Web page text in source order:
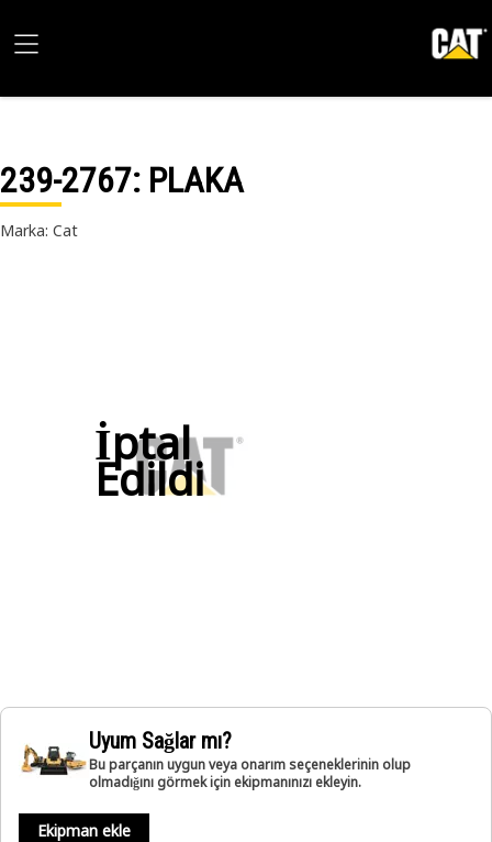
239-2767: PLAKA
Marka: Cat
İptal
Edildi
Uyum Sağlar mı?
Bu parçanın uygun veya onarım seçeneklerinin olup
olmadığını görmek için ekipmanınızı ekleyin.
Ekipman ekle